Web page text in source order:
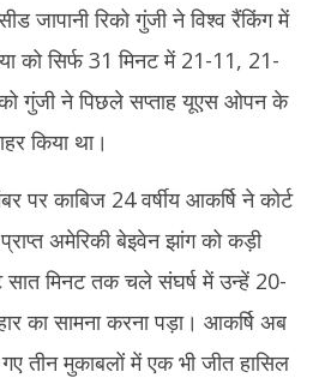
दूसरे दौर में हार के साथ भारतीय चुनौती खत्म
जापानी रिको गुंजी ने विश्व रैंकिंग में
को सिर्फ 31 मिनट में 21-11, 21-
गुंजी ने पिछले सप्ताह यूएस ओपन के
किया था।
पर काबिज 24 वर्षीय आकर्षि ने कोर्ट
अमेरिकी बेइवेन झांग को कड़ी
मिनट तक चले संघर्ष में उन्हें 20-
का सामना करना पड़ा। आकर्षि अब
तीन मुकाबलों में एक भी जीत हासिल